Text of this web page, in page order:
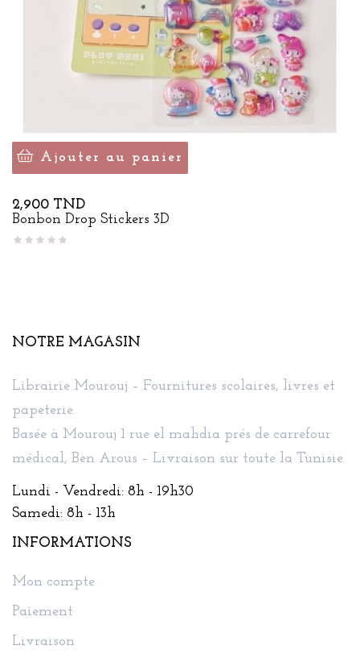
Ajouter au panier
Prix
2,900 TND
Bonbon Drop Stickers 3D
NOTRE MAGASIN
Librairie Mourouj – Fournitures scolaires, livres et
papeterie.
Basée à Mourouj 1 rue el mahdia prés de carrefour
médical, Ben Arous – Livraison sur toute la Tunisie.
Lundi - Vendredi: 8h - 19h30
Samedi: 8h - 13h
INFORMATIONS
Mon compte
Paiement
Livraison